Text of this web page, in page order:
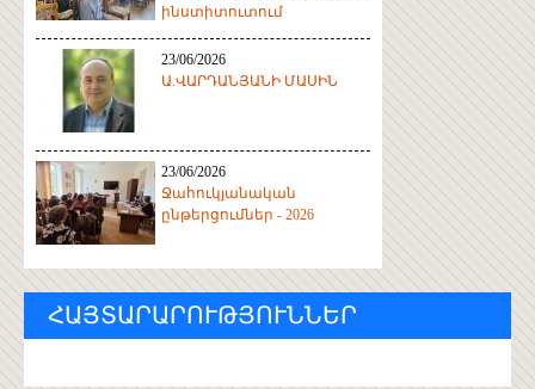
ինստիտուտում
23/06/2026
Ա.ՎԱՐԴԱՆՅԱՆԻ ՄԱՍԻՆ
23/06/2026
Ջահուկյանական
ընթերցումներ - 2026
ՀԱՅՏԱՐԱՐՈՒԹՅՈՒՆՆԵՐ